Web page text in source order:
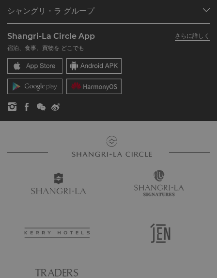
ます。
テイクアウトのオンライン注文
トラピッツァでは、当店で人気の各種ピザ、パスタ、サラ
ダ、ドリンクを並ばずにお持ち帰りいただけるテイクアウト
のご注文をオンラインで承ります。ご注文の品は、店頭でお
受け取りください。ご注文は
レストラン＆バー
シャングリ・ラ サークルに入会
よくあるお問合せや質問
SLCに関するお問い合わせ
シャングリ・ラ グループ
シャングリ・ラ ブランド
シャングリ・ラ センター
レジデンス
お問い合わせ
採用情報
企業の社会的責任
ニュース
Shangri-La Circle App
さらに詳しく
宿泊、食事、買物を どこでも